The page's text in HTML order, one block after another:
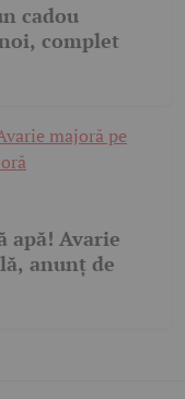
cadou
complet
apă! Avarie
anunț de